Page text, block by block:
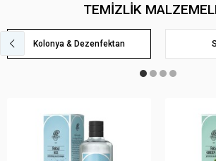
TEMİZLİK
Kolonya & Dezenfektan